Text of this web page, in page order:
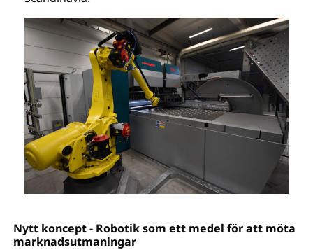
Nytt koncept - Robotik som ett medel för att möta
marknadsutmaningar